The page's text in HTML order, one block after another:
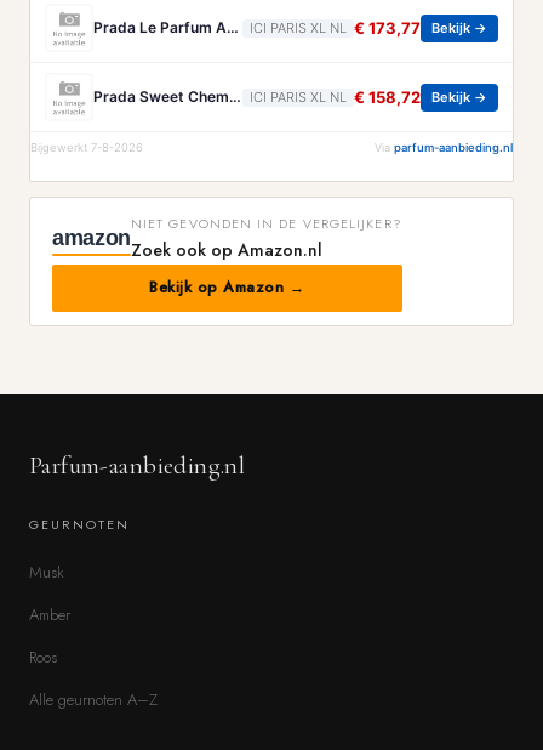
Prada Le Parfum Amberachtig Houtachtig Parfum Voor Heren Prada - Paradigme Le Parfum - Amberachtig Houtachtig Parfum Voor Heren - 150 ML ICI PARIS XL NL € 173,77 Bekijk →
Prada Sweet Chemistry Eau De Parfum Bloemig Fruitig Gourmand Navlubaar Dames Parfum Prada - Paradoxe Sweet Chemistry Eau De Parfum - Bloemig Fruitig Gourmand Navlubaar Dames Parfum - 90 ML ICI PARIS XL NL € 158,72 Bekijk →
Bijgewerkt 7-8-2026 Via parfum-aanbieding.nl
amazon
NIET GEVONDEN IN DE VERGELIJKER?
Zoek ook op Amazon.nl
Bekijk op Amazon →
Parfum-aanbieding.nl
GEURNOTEN
Musk
Amber
Roos
Alle geurnoten A–Z